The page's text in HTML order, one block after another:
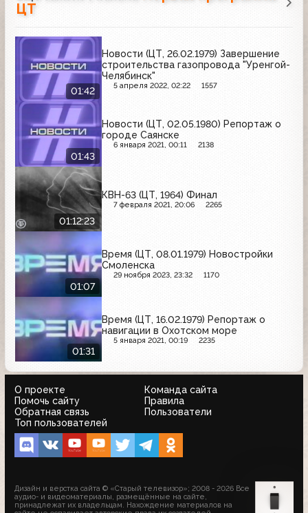
ЦТ
01:42
Новости (ЦТ, 26.02.1979) Завершение
строительства газопровода "Уренгой-
Челябинск"
5 апреля 2022, 02:22 1557
01:43
Новости (ЦТ, 02.05.1980) Репортаж о
городе Саянске
6 января 2021, 00:11 2138
01:12:23
КВН-63 (ЦТ, 1964) Финал
7 февраля 2021, 20:06 2265
01:07
Время (ЦТ, 08.01.1979) Новостройки
Смоленска
29 ноября 2023, 23:32 1170
01:31
Время (ЦТ, 16.02.1979) Репортаж о
навигации в Охотском море
5 января 2021, 00:19 2235
О проекте
Команда сайта
Помочь сайту
Правила
Обратная связь
Пользователи
Топ пользователей
Дизайн и верстка сайта © «Старый телевизор»; 2008 - 2026 Все
аудио- и видеоматериалы, размещённые на сайте,
принадлежат их владельцам. Нахождение материалов на